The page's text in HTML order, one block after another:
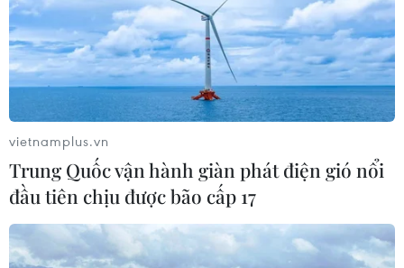
04/08/2026 03:29
7 tháng năm 2026: 7
mặt hàng xuất khẩu trên 10 tỷ USD
7 tháng năm 2026:
Tổng vốn đầu tư nước ngoài đăng ký
vào Việt Nam tăng 58%
vietnamplus.vn
Trung Quốc vận hành giàn phát điện gió nổi
đầu tiên chịu được bão cấp 17